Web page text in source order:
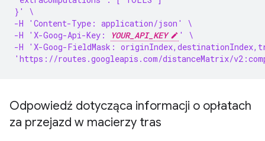
}' \
-H 'Content-Type: application/json' \
-H 'X-Goog-Api-Key:
YOUR_API_KEY
' \
-H 'X-Goog-FieldMask:
'https://routes.googleapis.com/distanceMatrix/
Odpowiedź dotycząca informacji o opłatach
za przejazd w macierzy tras